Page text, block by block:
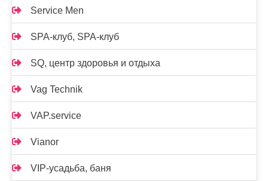
Service Men
SPA-клуб, SPA-клуб
SQ, центр здоровья и отдыха
Vag Technik
VAP.service
Vianor
VIP-усадьба, баня